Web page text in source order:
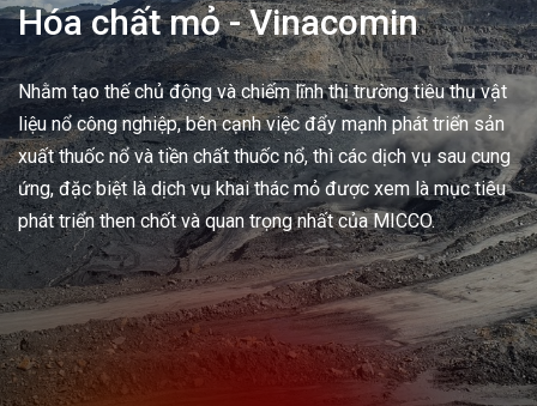
Hóa chất mỏ - Vinacomin
Nhằm tạo thế chủ động và chiếm lĩnh thị trường tiêu thụ vật
liệu nổ công nghiệp, bên cạnh việc đẩy mạnh phát triển sản
xuất thuốc nổ và tiền chất thuốc nổ, thì các dịch vụ sau cung
ứng, đặc biệt là dịch vụ khai thác mỏ được xem là mục tiêu
phát triển then chốt và quan trọng nhất của MICCO.